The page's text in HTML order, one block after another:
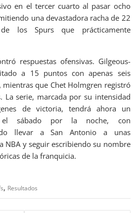
en el tercer cuarto al pasar ocho
una devastadora racha de 22
los Spurs que prácticamente
respuestas ofensivas. Gilgeous-
a 15 puntos con apenas seis
mientras que Chet Holmgren registró
La serie, marcada por su intensidad
de victoria, tendrá ahora un
el sábado por la noche, con
llevar a San Antonio a unas
NBA y seguir escribiendo su nombre
de la franquicia.
, Resultados